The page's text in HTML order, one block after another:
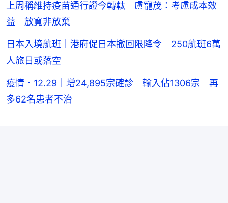
上周稱維持疫苗通行證今轉軚 盧寵茂：考慮成本效
益 放寬非放棄
日本入境航班｜港府促日本撤回限降令 250航班6萬
人旅日或落空
疫情．12.29｜增24,895宗確診 輸入佔1306宗 再
多62名患者不治